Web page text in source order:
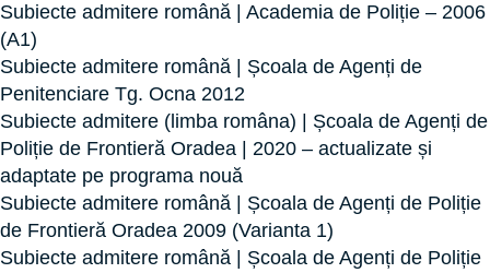
Subiecte admitere română | Academia de Poliție – 2006
(A1)
Subiecte admitere română | Școala de Agenți de
Penitenciare Tg. Ocna 2012
Subiecte admitere (limba româna) | Școala de Agenți de
Poliție de Frontieră Oradea | 2020 – actualizate și
adaptate pe programa nouă
Subiecte admitere română | Școala de Agenți de Poliție
de Frontieră Oradea 2009 (Varianta 1)
Subiecte admitere română | Școala de Agenți de Poliție